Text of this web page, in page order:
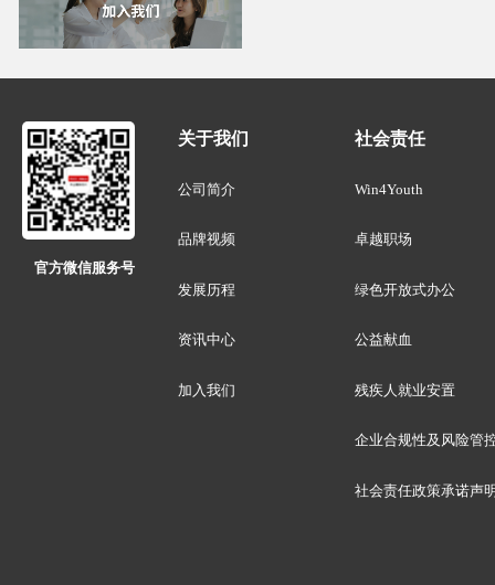
关于我们
公司简介
品牌视频
发展历程
资讯中心
加入我们
社会责任
Win4Youth
卓越职场
绿色开放式办公
公益献血
残疾人就业安置
企业合规性及风险管
社会责任政策承诺声
官方微信服务号